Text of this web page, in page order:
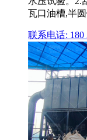
瓦口油槽,半
联系电话: 180